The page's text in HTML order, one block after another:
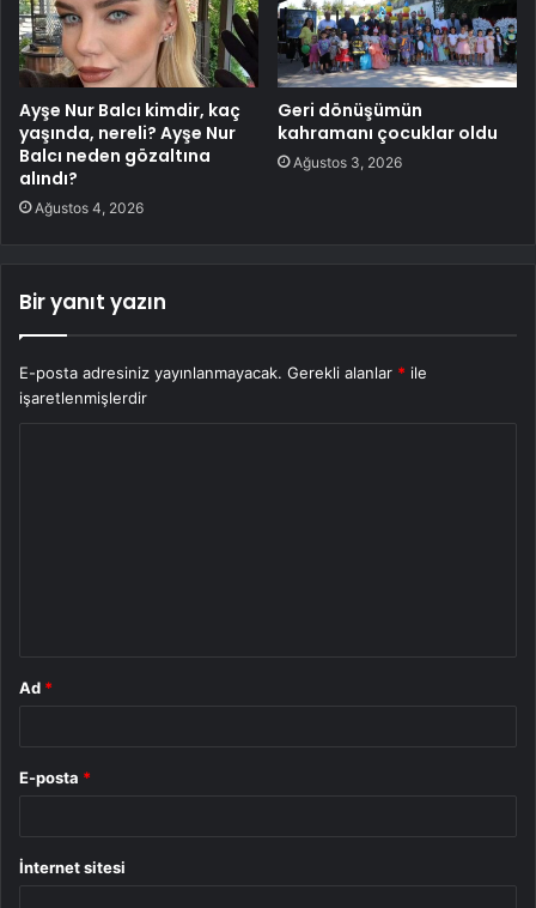
Ayşe Nur Balcı kimdir, kaç
yaşında, nereli? Ayşe Nur
Balcı neden gözaltına
alındı?
Ağustos 4, 2026
Geri dönüşümün
kahramanı çocuklar oldu
Ağustos 3, 2026
Bir yanıt yazın
E-posta adresiniz yayınlanmayacak. Gerekli alanlar * ile
işaretlenmişlerdir
Ad *
E-posta *
İnternet sitesi